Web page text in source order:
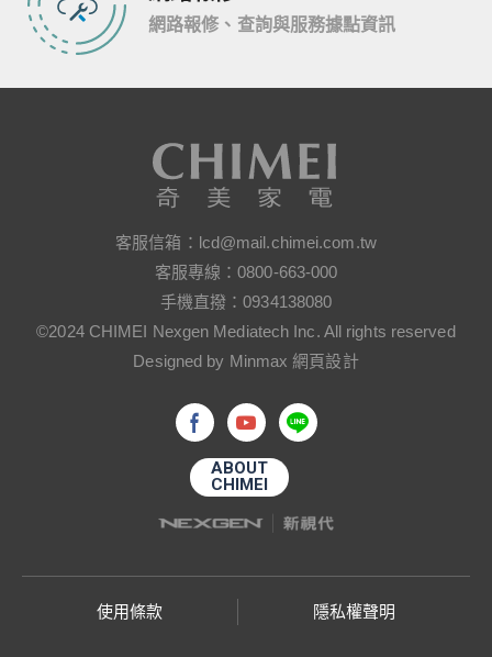
網路報修、查詢與服務據點資訊
使用條款 隱私權聲明
客服信箱： lcd@mail.chimei.com.tw
客服專線：0800-663-000
手機直撥：0934138080
©2024 CHIMEI Nexgen Mediatech Inc. All rights reserved
Designed by Minmax 網頁設計
ABOUT
CHIMEI